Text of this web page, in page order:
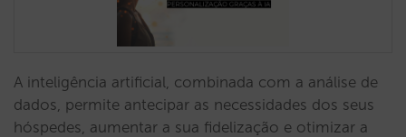
A inteligência artificial, combinada com a análise de
dados, permite antecipar as necessidades dos seus
hóspedes, aumentar a sua fidelização e otimizar a